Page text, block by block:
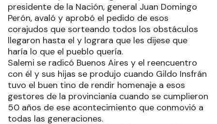
presidente de la Nación, general Juan Domingo
Perón, avaló y aprobó el pedido de esos
corajudos que sorteando todos los obstáculos
llegaron hasta el y lograra que les dijese que
haría lo que el pueblo quería.
Salemi se radicó Buenos Aires y el reencuentro
con él y sus hijas se produjo cuando Gildo Insfrán
tuvo el buen tino de rendir homenaje a esos
gestores de la provincianía cuando se cumplieron
50 años de ese acontecimiento que conmovió a
todas las generaciones.